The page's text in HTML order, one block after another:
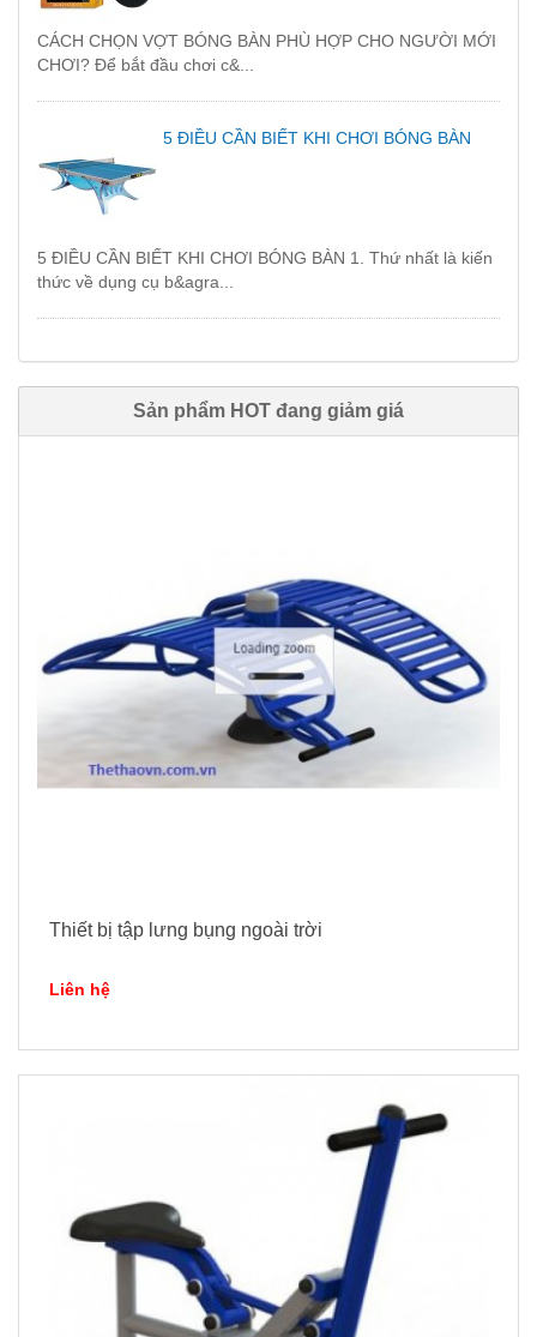
CÁCH CHỌN VỢT BÓNG BÀN PHÙ HỢP CHO NGƯỜI MỚI
CHƠI? Để bắt đầu chơi c&...
5 ĐIỀU CẦN BIẾT KHI CHƠI BÓNG BÀN
5 ĐIỀU CẦN BIẾT KHI CHƠI BÓNG BÀN 1. Thứ nhất là kiến
thức về dụng cụ b&agra...
Sản phẩm HOT đang giảm giá
Thiết bị tập lưng bụng ngoài trời
Liên hệ